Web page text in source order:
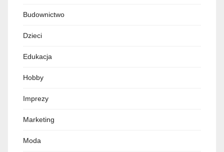
Budownictwo
Dzieci
Edukacja
Hobby
Imprezy
Marketing
Moda